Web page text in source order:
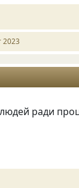
2023
ради